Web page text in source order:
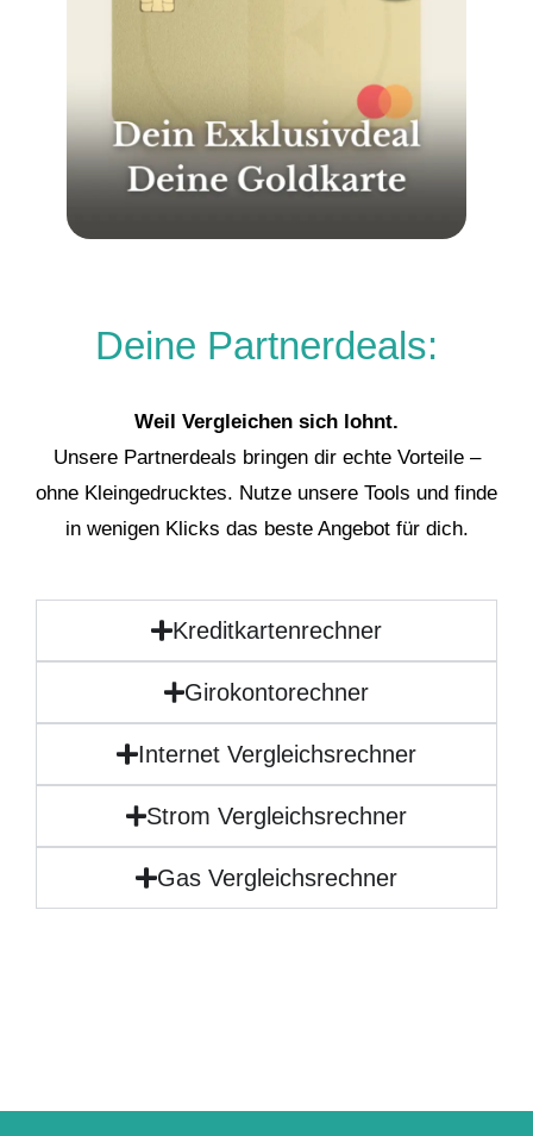
Deine Partnerdeals:
Weil Vergleichen sich lohnt.
Unsere Partnerdeals bringen dir echte Vorteile –
ohne Kleingedrucktes. Nutze unsere Tools und finde
in wenigen Klicks das beste Angebot für dich.
Kreditkartenrechner
Girokontorechner
Internet Vergleichsrechner
Strom Vergleichsrechner
Gas Vergleichsrechner